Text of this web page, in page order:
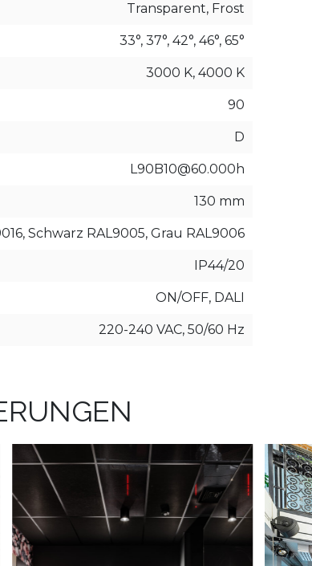
Transparent, Frost
33°, 37°, 42°, 46°, 65°
3000 K, 4000 K
90
D
L90B10@60.000h
130 mm
Schwarz RAL9005, Grau RAL9006
IP44/20
ON/OFF, DALI
220-240 VAC, 50/60 Hz